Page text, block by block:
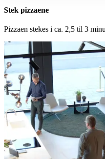
Stek pizzaene
Pizzaen stekes i ca. 2,5 til 3